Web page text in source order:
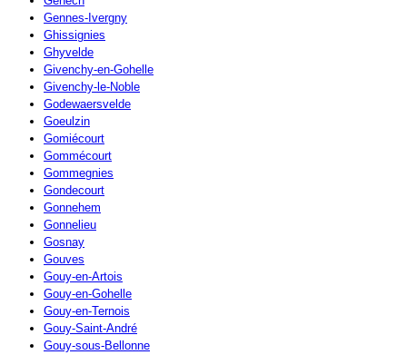
Gennes-Ivergny
Ghissignies
Ghyvelde
Givenchy-en-Gohelle
Givenchy-le-Noble
Godewaersvelde
Goeulzin
Gomiécourt
Gommécourt
Gommegnies
Gondecourt
Gonnehem
Gonnelieu
Gosnay
Gouves
Gouy-en-Artois
Gouy-en-Gohelle
Gouy-en-Ternois
Gouy-Saint-André
Gouy-sous-Bellonne